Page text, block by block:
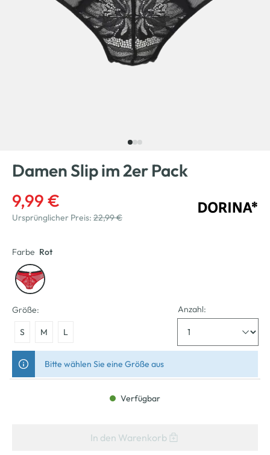
Damen Slip im 2er Pack
9,99 €
Ursprünglicher Preis: 22,99 €
Farbe Rot
Größe:
S M L
Anzahl:
Bitte wählen Sie eine Größe aus
Verfügbar
In den Warenkorb